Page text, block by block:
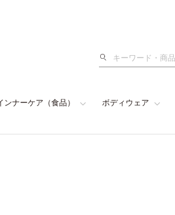
検
ンナーケア（食品） ボディウェア